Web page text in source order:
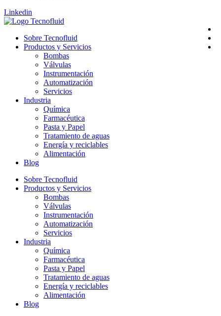
Linkedin
Sobre Tecnofluid
Productos y Servicios
Bombas
Válvulas
Instrumentación
Automatización
Servicios
Industria
Química
Farmacéutica
Pasta y Papel
Tratamiento de aguas
Energía y reciclables
Alimentación
Blog
Sobre Tecnofluid
Productos y Servicios
Bombas
Válvulas
Instrumentación
Automatización
Servicios
Industria
Química
Farmacéutica
Pasta y Papel
Tratamiento de aguas
Energía y reciclables
Alimentación
Blog